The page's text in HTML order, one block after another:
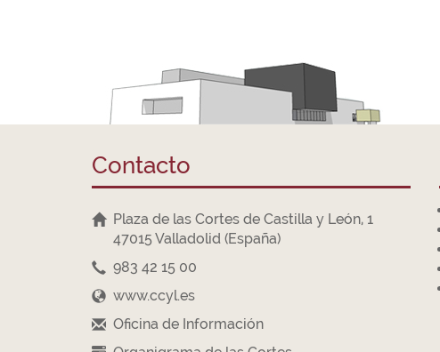
Contacto
Plaza de las Cortes de Castilla y León, 1
47015 Valladolid (España)
983 42 15 00
www.ccyl.es
Oficina de Información